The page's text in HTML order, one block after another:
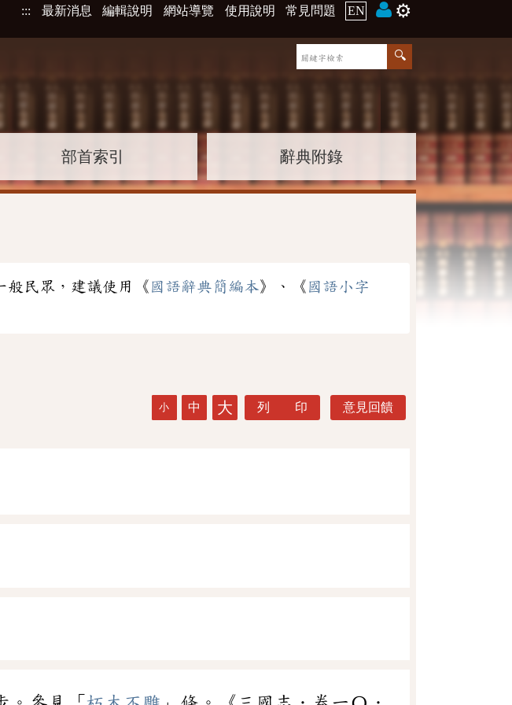
::: 最新消息 編輯說明 網站導覽 使用說明 常見問題 EN ⚙️
部首索引 辭典附錄
般民眾，建議使用《 國語辭典簡編本》、《 國語小字
小 中 大 列 印 意見回饋